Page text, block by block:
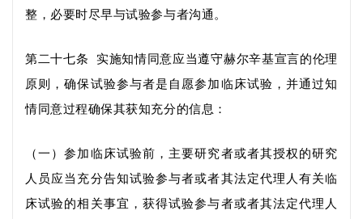
整，必要时尽早与试验参与者沟通。
第二十七条
实施知情同意应当遵守赫尔辛基宣言的伦理
原则，确保试验参与者是自愿参加临床试验，并通过知
情同意过程确保其获知充分的信息：
（一）参加临床试验前，主要研究者或者其授权的研究
人员应当充分告知试验参与者或者其法定代理人有关临
床试验的相关事宜，获得试验参与者或者其法定代理人